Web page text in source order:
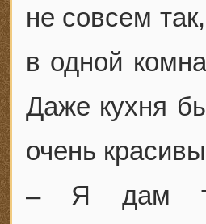
не совсем
в одной
Даже кухня
очень
– Я дам